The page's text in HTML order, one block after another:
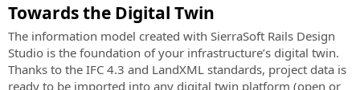
Towards the Digital Twin
The information model created with SierraSoft Rails Design
Studio is the foundation of your infrastructure’s digital twin.
Thanks to the IFC 4.3 and LandXML standards, project data is
ready to be imported into any digital twin platform (open or